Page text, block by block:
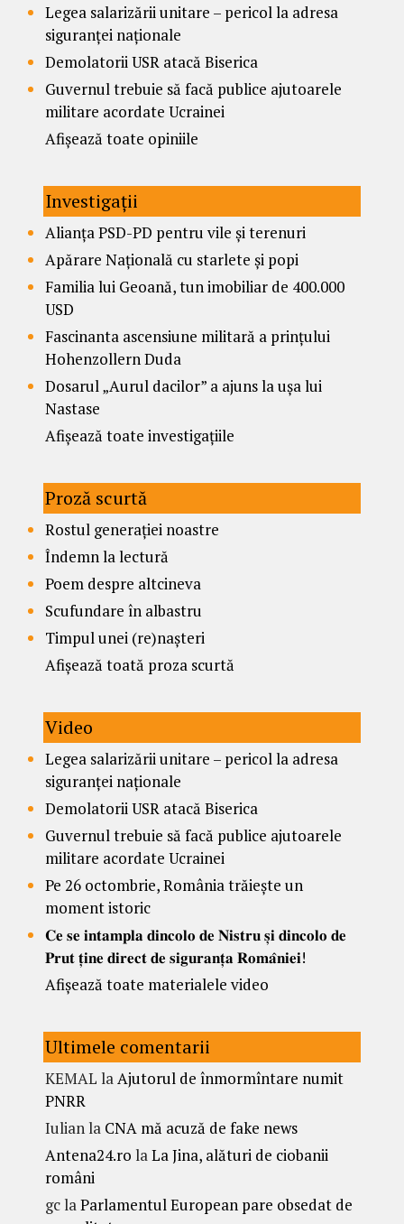
Legea salarizării unitare – pericol la adresa
siguranței naționale
Demolatorii USR atacă Biserica
Guvernul trebuie să facă publice ajutoarele
militare acordate Ucrainei
Afișează toate opiniile
Investigații
Alianța PSD-PD pentru vile și terenuri
Apărare Națională cu starlete și popi
Familia lui Geoană, tun imobiliar de 400.000
USD
Fascinanta ascensiune militară a prințului
Hohenzollern Duda
Dosarul „Aurul dacilor” a ajuns la ușa lui
Nastase
Afișează toate investigațiile
Proză scurtă
Rostul generației noastre
Îndemn la lectură
Poem despre altcineva
Scufundare în albastru
Timpul unei (re)nașteri
Afișează toată proza scurtă
Video
Legea salarizării unitare – pericol la adresa
siguranței naționale
Demolatorii USR atacă Biserica
Guvernul trebuie să facă publice ajutoarele
militare acordate Ucrainei
Pe 26 octombrie, România trăiește un
moment istoric
𝐂𝐞 𝐬𝐞 𝐢𝐧𝐭𝐚𝐦𝐩𝐥𝐚 𝐝𝐢𝐧𝐜𝐨𝐥𝐨 𝐝𝐞 𝐍𝐢𝐬𝐭𝐫𝐮 𝐬̦𝐢 𝐝𝐢𝐧𝐜𝐨𝐥𝐨 𝐝𝐞
𝐏𝐫𝐮𝐭 𝐭̦𝐢𝐧𝐞 𝐝𝐢𝐫𝐞𝐜𝐭 𝐝𝐞 𝐬𝐢𝐠𝐮𝐫𝐚𝐧𝐭̦𝐚 𝐑𝐨𝐦𝐚̂𝐧𝐢𝐞𝐢!
Afișează toate materialele video
Ultimele comentarii
KEMAL laAjutorul de înmormîntare numit
PNRR
Iulianla CNA mă acuză de fake news
Antena24.ro laLa Jina, alături de ciobanii
români
gclaParlamentul European pare obsedat de